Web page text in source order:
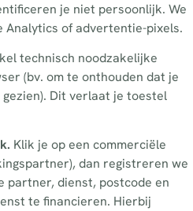
je niet persoonlijk. We
Analytics of advertentie-pixels.
technisch noodzakelijke
(bv. om te onthouden dat je
Dit verlaat je toestel
Klik je op een commerciële
dan registreren we
partner, dienst, postcode en
te financieren. Hierbij